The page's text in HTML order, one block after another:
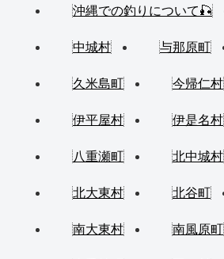
沖縄での釣りについて🎣
中城村 与那原町
久米島町 今帰仁村
伊平屋村 伊是名村
八重瀬町 北中城村
北大東村 北谷町
南大東村 南風原町